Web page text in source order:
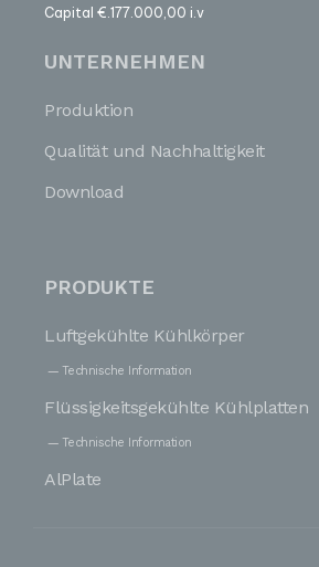
Capital €.177.000,00 i.v
UNTERNEHMEN
Produktion
Qualität und Nachhaltigkeit
Download
PRODUKTE
Luftgekühlte Kühlkörper
Technische Information
Flüssigkeitsgekühlte Kühlplatten
Technische Information
AlPlate